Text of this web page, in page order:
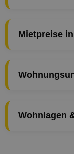
Mietpreise
Wohnlagen